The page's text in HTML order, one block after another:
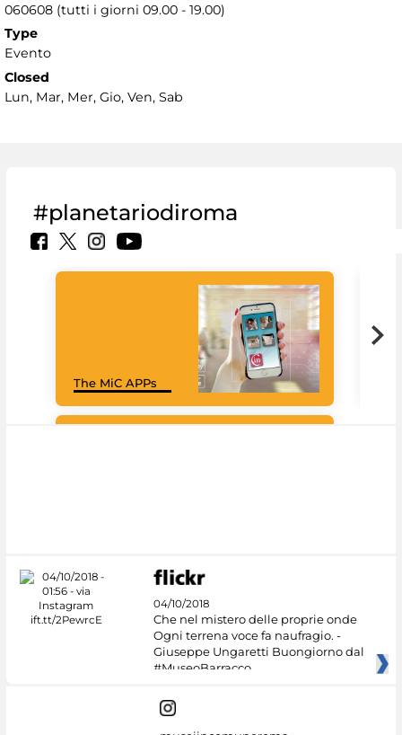
060608 (tutti i giorni 09.00 - 19.00)
Type
Evento
Closed
Lun, Mar, Mer, Gio, Ven, Sab
#planetariodiroma
The MiC APPs
04/10/2018
Che nel mistero delle proprie onde
Ogni terrena voce fa naufragio. -
Giuseppe Ungaretti Buongiorno dal
#MuseoBarracco